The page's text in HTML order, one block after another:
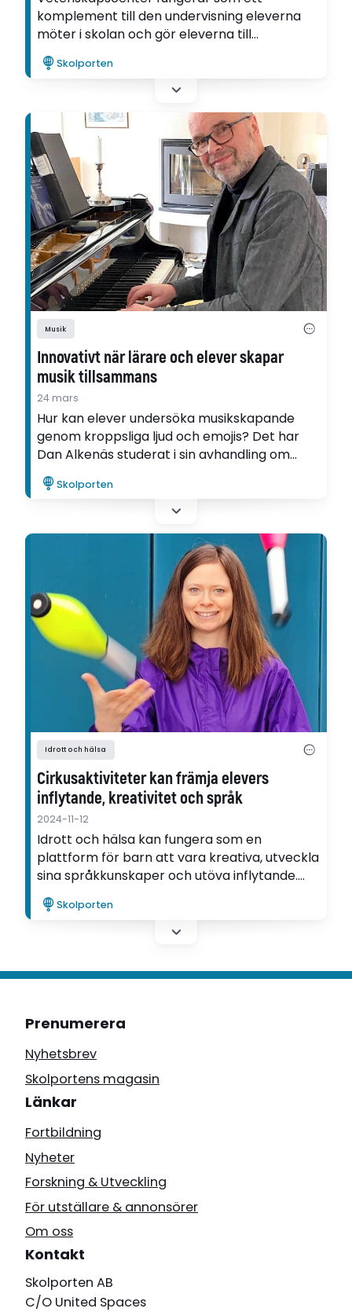
komplement till den undervisning eleverna
möter i skolan och gör eleverna till
medproducenter, bland annat i
programmering. Det visar Maria Sparfs
forskning om stem i undervisningen.
Skolporten
Musik
Innovativt när lärare och elever skapar
musik tillsammans
24 mars
Hur kan elever undersöka musikskapande
genom kroppsliga ljud och emojis? Det har
Dan Alkenäs studerat i sin avhandling om
kollektivt musikskapande i skolan.
Skolporten
Idrott och hälsa
Cirkusaktiviteter kan främja elevers
inflytande, kreativitet och språk
2024-11-12
Idrott och hälsa kan fungera som en
plattform för barn att vara kreativa, utveckla
sina språkkunskaper och utöva inflytande.
Det menar Matilda Lindberg som forskat om
empowerment hos elever i idrott och hälsa
med hjälp av cirkusaktiviteter.
Skolporten
Prenumerera
Nyhetsbrev
Skolportens magasin
Länkar
Fortbildning
Nyheter
Forskning & Utveckling
För utställare & annonsörer
Om oss
Kontakt
Skolporten AB
C/O United Spaces